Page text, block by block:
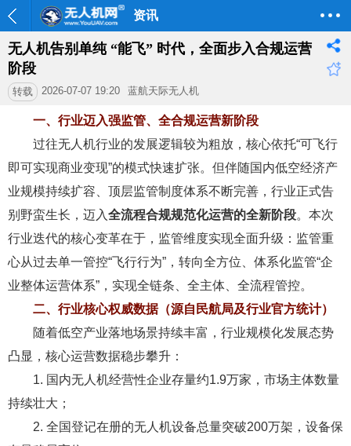
资讯
无人机告别单纯 “能飞” 时代，全面步入合规运营
阶段
转载 2026-07-07 19:20 蓝航天际无人机
一、行业迈入强监管、全合规运营新阶段
过往无人机行业的发展逻辑较为粗放，核心依托“可飞行
即可实现商业变现”的模式快速扩张。但伴随国内低空经济产
业规模持续扩容、顶层监管制度体系不断完善，行业正式告
别野蛮生长，迈入全流程合规规范化运营的全新阶段。本次
行业迭代的核心变革在于，监管维度实现全面升级：监管重
心从过去单一管控“飞行行为”，转向全方位、体系化监管“企
业整体运营体系”，实现全链条、全主体、全流程管控。
二、行业核心权威数据（源自民航局及行业官方统计）
随着低空产业落地场景持续丰富，行业规模化发展态势
凸显，核心运营数据稳步攀升：
1. 国内无人机经营性企业存量约1.9万家，市场主体数量
持续壮大；
2. 全国登记在册的无人机设备总量突破200万架，设备保